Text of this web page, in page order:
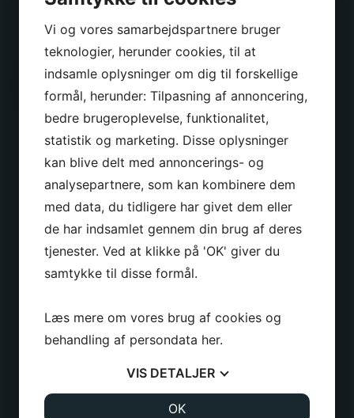
Vi lægger stor vægt på personlig og tæt kontakt i
samarbejdet med vores kunder.
Find vej
Kontakt
5700 Svendborg
+45 63 60 20 00
post@uptime.dk
Vi og vores samarbejdspartnere bruger
teknologier, herunder cookies, til at
indsamle oplysninger om dig til forskellige
formål, herunder: Tilpasning af annoncering,
bedre brugeroplevelse, funktionalitet,
statistik og marketing. Disse oplysninger
kan blive delt med annoncerings- og
analysepartnere, som kan kombinere dem
med data, du tidligere har givet dem eller
de har indsamlet gennem din brug af deres
tjenester. Ved at klikke på 'OK' giver du
samtykke til disse formål.
Læs mere om vores brug af cookies og
behandling af persondata her.
VIS DETALJER
OK